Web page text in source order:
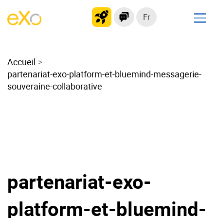
Fr
Intranet moderne
Plateforme collaborative
Réseau social
Migrer vers eXo Platform
Produit
Accueil
partenariat-exo-platform-et-bluemind-messagerie-
souveraine-collaborative
partenariat-exo-
platform-et-bluemind-